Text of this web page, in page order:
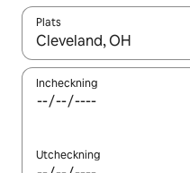
Plats
När resultaten är
Incheckning
Utcheckning